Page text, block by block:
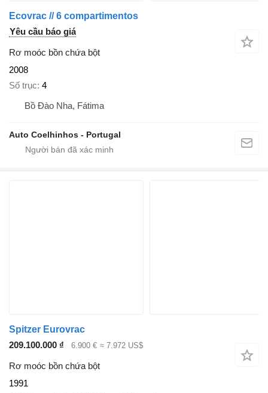
Ecovrac // 6 compartimentos
Yêu cầu báo giá
Rơ moóc bồn chứa bột
2008
Số trục 4
Bồ Đào Nha, Fátima
Auto Coelhinhos - Portugal
Spitzer Eurovrac
209.100.000 ₫
6.900 € ≈ 7.972 US$
Rơ moóc bồn chứa bột
1991